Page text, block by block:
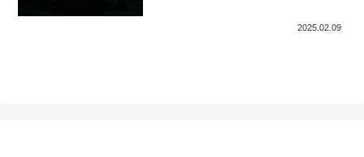
2025.02.09